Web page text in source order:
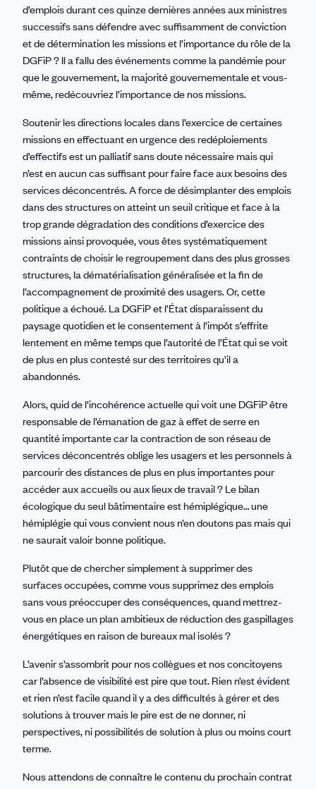
d’emplois durant ces quinze dernières années aux ministres
successifs sans défendre avec suffisamment de conviction
et de détermination les missions et l’importance du rôle de la
DGFiP ? Il a fallu des événements comme la pandémie pour
que le gouvernement, la majorité gouvernementale et vous-
même, redécouvriez l’importance de nos missions.
Soutenir les directions locales dans l’exercice de certaines
missions en effectuant en urgence des redéploiements
d’effectifs est un palliatif sans doute nécessaire mais qui
n’est en aucun cas suffisant pour faire face aux besoins des
services déconcentrés. A force de désimplanter des emplois
dans des structures on atteint un seuil critique et face à la
trop grande dégradation des conditions d’exercice des
missions ainsi provoquée, vous êtes systématiquement
contraints de choisir le regroupement dans des plus grosses
structures, la dématérialisation généralisée et la fin de
l’accompagnement de proximité des usagers. Or, cette
politique a échoué. La DGFiP et l’État disparaissent du
paysage quotidien et le consentement à l’impôt s’effrite
lentement en même temps que l’autorité de l’État qui se voit
de plus en plus contesté sur des territoires qu’il a
abandonnés.
Alors, quid de l’incohérence actuelle qui voit une DGFiP être
responsable de l’émanation de gaz à effet de serre en
quantité importante car la contraction de son réseau de
services déconcentrés oblige les usagers et les personnels à
parcourir des distances de plus en plus importantes pour
accéder aux accueils ou aux lieux de travail ? Le bilan
écologique du seul bâtimentaire est hémiplégique… une
hémiplégie qui vous convient nous n’en doutons pas mais qui
ne saurait valoir bonne politique.
Plutôt que de chercher simplement à supprimer des
surfaces occupées, comme vous supprimez des emplois
sans vous préoccuper des conséquences, quand mettrez-
vous en place un plan ambitieux de réduction des gaspillages
énergétiques en raison de bureaux mal isolés ?
L’avenir s’assombrit pour nos collègues et nos concitoyens
car l’absence de visibilité est pire que tout. Rien n’est évident
et rien n’est facile quand il y a des difficultés à gérer et des
solutions à trouver mais le pire est de ne donner, ni
perspectives, ni possibilités de solution à plus ou moins court
terme.
Nous attendons de connaître le contenu du prochain contrat